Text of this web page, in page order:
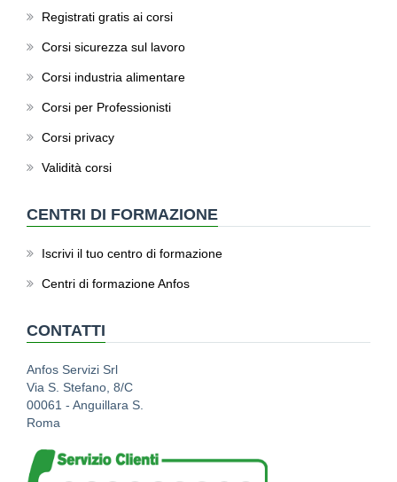
Registrati gratis ai corsi
Corsi sicurezza sul lavoro
Corsi industria alimentare
Corsi per Professionisti
Corsi privacy
Validità corsi
CENTRI DI FORMAZIONE
Iscrivi il tuo centro di formazione
Centri di formazione Anfos
CONTATTI
Anfos Servizi Srl
Via S. Stefano, 8/C
00061 - Anguillara S.
Roma